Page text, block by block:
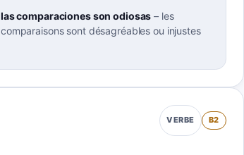
las comparaciones son odiosas – les
comparaisons sont désagréables ou injustes
VERBE B2